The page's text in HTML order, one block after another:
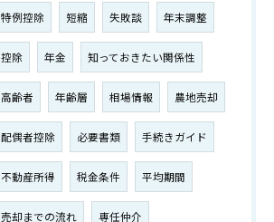
特例控除 短縮 失敗談 年末調整
控除 年金 知っておきたい関係性
高齢者 年齢層 相場情報 農地売却
配偶者控除 必要書類 手続きガイド
不動産所得 税金条件 平均期間
売却までの流れ 専任仲介